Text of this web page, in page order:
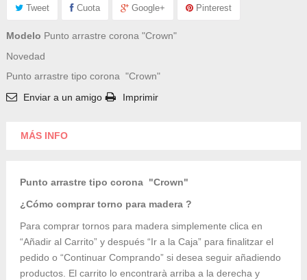
Tweet Cuota Google+ Pinterest
Modelo Punto arrastre corona "Crown"
Novedad
Punto arrastre tipo corona "Crown"
Enviar a un amigo
Imprimir
MÁS INFO
Punto arrastre tipo corona "Crown"
¿Cómo comprar torno para madera ?
Para comprar tornos para madera simplemente clica en
“Añadir al Carrito” y después “Ir a la Caja” para finalitzar el
pedido o “Continuar Comprando” si desea seguir añadiendo
productos. El carrito lo encontrarà arriba a la derecha y